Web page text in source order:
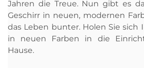
Jahren die Treue. Nun gibt es
Geschirr in neuen, modernen
das Leben bunter. Holen Sie sich
in neuen Farben in die
Hause.